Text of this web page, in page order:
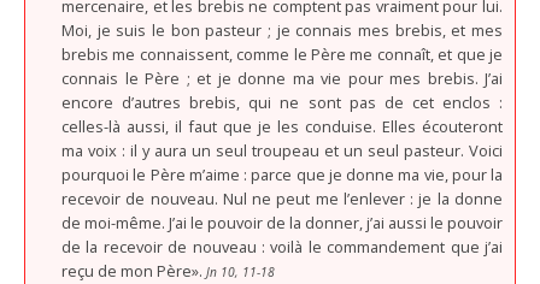
mercenaire, et les brebis ne comptent pas vraiment pour lui.
Moi, je suis le bon pasteur ; je connais mes brebis, et mes
brebis me connaissent, comme le Père me connaît, et que je
connais le Père ; et je donne ma vie pour mes brebis. J’ai
encore d’autres brebis, qui ne sont pas de cet enclos :
celles-là aussi, il faut que je les conduise. Elles écouteront
ma voix : il y aura un seul troupeau et un seul pasteur. Voici
pourquoi le Père m’aime : parce que je donne ma vie, pour la
recevoir de nouveau. Nul ne peut me l’enlever : je la donne
de moi-même. J’ai le pouvoir de la donner, j’ai aussi le pouvoir
de la recevoir de nouveau : voilà le commandement que j’ai
reçu de mon Père». Jn 10, 11-18